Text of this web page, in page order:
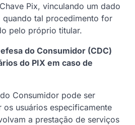
Pix, vinculando um dado
quando tal procedimento for
pelo próprio titular.
do Consumidor (CDC)
do PIX em caso de
Consumidor pode ser
usuários especificamente
a prestação de serviços